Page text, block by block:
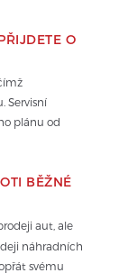
O
Servisní
plánu od
BĚŽNÉ
aut, ale
náhradních
svému